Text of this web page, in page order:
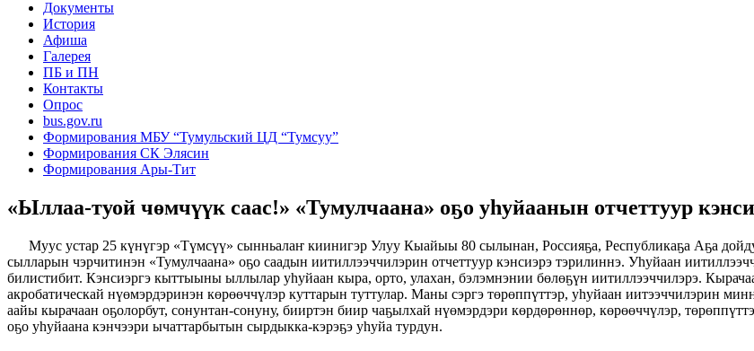
Документы
История
Афиша
Галерея
ПБ и ПН
Контакты
Опрос
bus.gov.ru
Формирования МБУ “Тумульский ЦД “Тумсуу”
Формирования СК Элясин
Формирования Ары-Тит
«Ыллаа-туой чөмчүүк саас!» «Тумулчаана» оҕо уһуйаанын отчеттуур
Муус устар 25 күнүгэр «Түмсүү» сынньалаҥ киинигэр Улуу Кыайыы 80 сылынан, Россияҕа, Республикаҕа Аҕа
сылларын чэрчитинэн «Тумулчаана» оҕо саадын иитиллээччилэрин отчеттуур кэнсиэрэ тэрилиннэ. Уһуйаан
билистибит. Кэнсиэргэ кыттыыны ыллылар уһуйаан кыра, орто, улахан, бэлэмнэнии бөлөҕүн иитиллээччилэрэ.
акробатическай нүөмэрдэринэн көрөөччүлэр куттарын туттулар. Маны сэргэ төрөппүттэр, уһуйаан иитээччилэрин
аайы кырачаан оҕолорбут, сонунтан-сонуну, бииртэн биир чаҕылхай нүөмэрдэри көрдөрөннөр, көрөөччүлэр,
оҕо уһуйаана кэнчээри ычаттарбытын сырдыкка-кэрэҕэ уһуйа турдун.